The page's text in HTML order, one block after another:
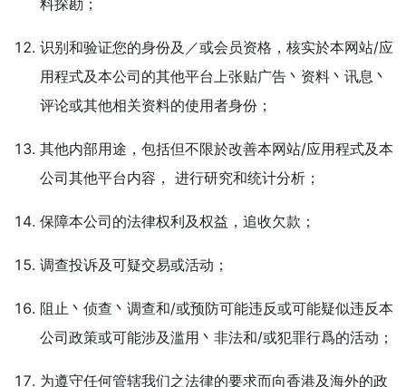
料探勘；
识别和验证您的身份及／或会员资格，核实於本网站/应
用程式及本公司的其他平台上张贴广告丶资料丶讯息丶
评论或其他相关资料的使用者身份；
其他内部用途，包括但不限於改善本网站/应用程式及本
公司其他平台内容， 进行研究和统计分析；
保障本公司的法律权利及权益，追收欠款；
调查投诉及可疑交易或活动；
阻止丶侦查丶调查和/或预防可能违反或可能疑似违反本
公司政策或可能涉及滥用丶非法和/或犯罪行爲的活动；
为遵守任何管辖我们之法律的要求而向香港及海外的政